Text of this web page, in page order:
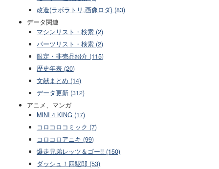
改造(ラボラトリ,画像ロダ) (83)
データ関連
マシンリスト・検索 (2)
パーツリスト・検索 (2)
限定・非売品紹介 (115)
歴史年表 (20)
文献まとめ (14)
データ更新 (312)
アニメ、マンガ
MINI 4 KING (17)
コロコロコミック (7)
コロコロアニキ (99)
爆走兄弟レッツ＆ゴー!! (150)
ダッシュ！四駆郎 (53)